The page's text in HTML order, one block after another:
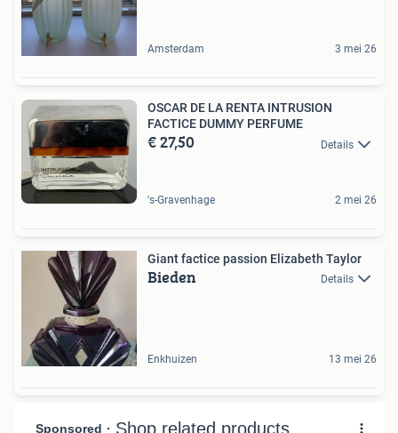
Amsterdam 3 mei 26
OSCAR DE LA RENTA INTRUSION
FACTICE DUMMY PERFUME
€ 27,50 Details
's-Gravenhage 2 mei 26
Giant factice passion Elizabeth Taylor
Bieden Details
Enkhuizen 13 mei 26